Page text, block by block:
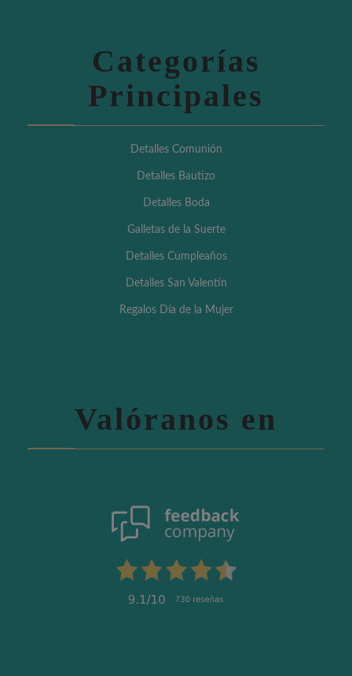
Categorías
Principales
Detalles Comunión
Detalles Bautizo
Detalles Boda
Galletas de la Suerte
Detalles Cumpleaños
Detalles San Valentín
Regalos Día de la Mujer
Valóranos en